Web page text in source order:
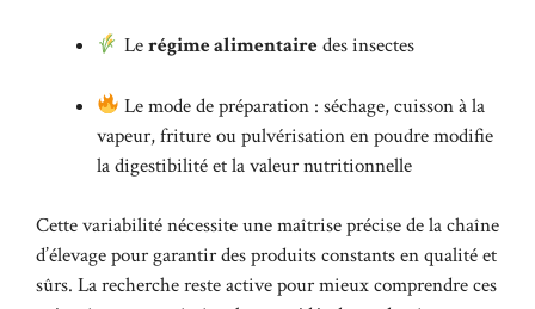
Lerégime alimentairedes insectes
Le mode de préparation : séchage, cuisson à la
vapeur, friture ou pulvérisation en poudre modifie
la digestibilité et la valeur nutritionnelle
Cette variabilité nécessite une maîtrise précise de la chaîne
d’élevage pour garantir des produits constants en qualité et
sûrs. La recherche reste active pour mieux comprendre ces